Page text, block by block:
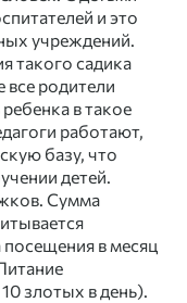
и это
учреждений.
такого садика
все родители
в такое
работают,
базу, что
детей.
Сумма
в месяц
злотых в день).